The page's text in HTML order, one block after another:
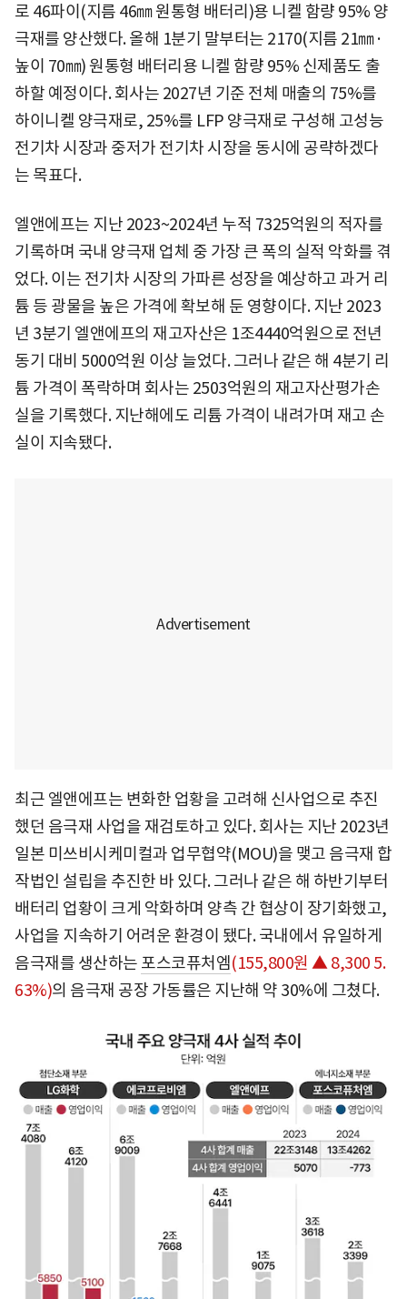
로 46파이(지름 46㎜ 원통형 배터리)용 니켈 함량 95% 양
극재를 양산했다. 올해 1분기 말부터는 2170(지름 21㎜·
높이 70㎜) 원통형 배터리용 니켈 함량 95% 신제품도 출
하할 예정이다. 회사는 2027년 기준 전체 매출의 75%를
하이니켈 양극재로, 25%를 LFP 양극재로 구성해 고성능
전기차 시장과 중저가 전기차 시장을 동시에 공략하겠다
는 목표다.
엘앤에프는 지난 2023~2024년 누적 7325억원의 적자를
기록하며 국내 양극재 업체 중 가장 큰 폭의 실적 악화를 겪
었다. 이는 전기차 시장의 가파른 성장을 예상하고 과거 리
튬 등 광물을 높은 가격에 확보해 둔 영향이다. 지난 2023
년 3분기 엘앤에프의 재고자산은 1조4440억원으로 전년
동기 대비 5000억원 이상 늘었다. 그러나 같은 해 4분기 리
튬 가격이 폭락하며 회사는 2503억원의 재고자산평가손
실을 기록했다. 지난해에도 리튬 가격이 내려가며 재고 손
실이 지속됐다.
최근 엘앤에프는 변화한 업황을 고려해 신사업으로 추진
했던 음극재 사업을 재검토하고 있다. 회사는 지난 2023년
일본 미쓰비시케미컬과 업무협약(MOU)을 맺고 음극재 합
작법인 설립을 추진한 바 있다. 그러나 같은 해 하반기부터
배터리 업황이 크게 악화하며 양측 간 협상이 장기화했고,
사업을 지속하기 어려운 환경이 됐다. 국내에서 유일하게
음극재를 생산하는 포스코퓨처엠(155,800원 ▲ 8,300 5.
63%)의 음극재 공장 가동률은 지난해 약 30%에 그쳤다.